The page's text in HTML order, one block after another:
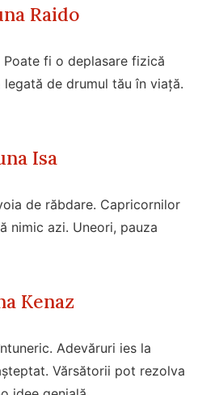
Raido
fi o deplasare fizică
de drumul tău în viață.
Isa
de răbdare. Capricornilor
nimic azi. Uneori, pauza
Kenaz
Adevăruri ies la
Vărsătorii pot rezolva